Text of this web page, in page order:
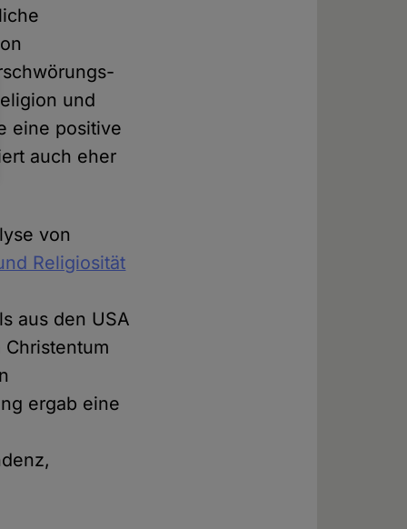
und
eine positive
auch eher
von
Religiosität
aus den USA
ergab eine